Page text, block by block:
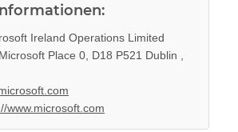
Ireland Operations Limited
Place 0, D18 P521 Dublin ,
www.microsoft.com